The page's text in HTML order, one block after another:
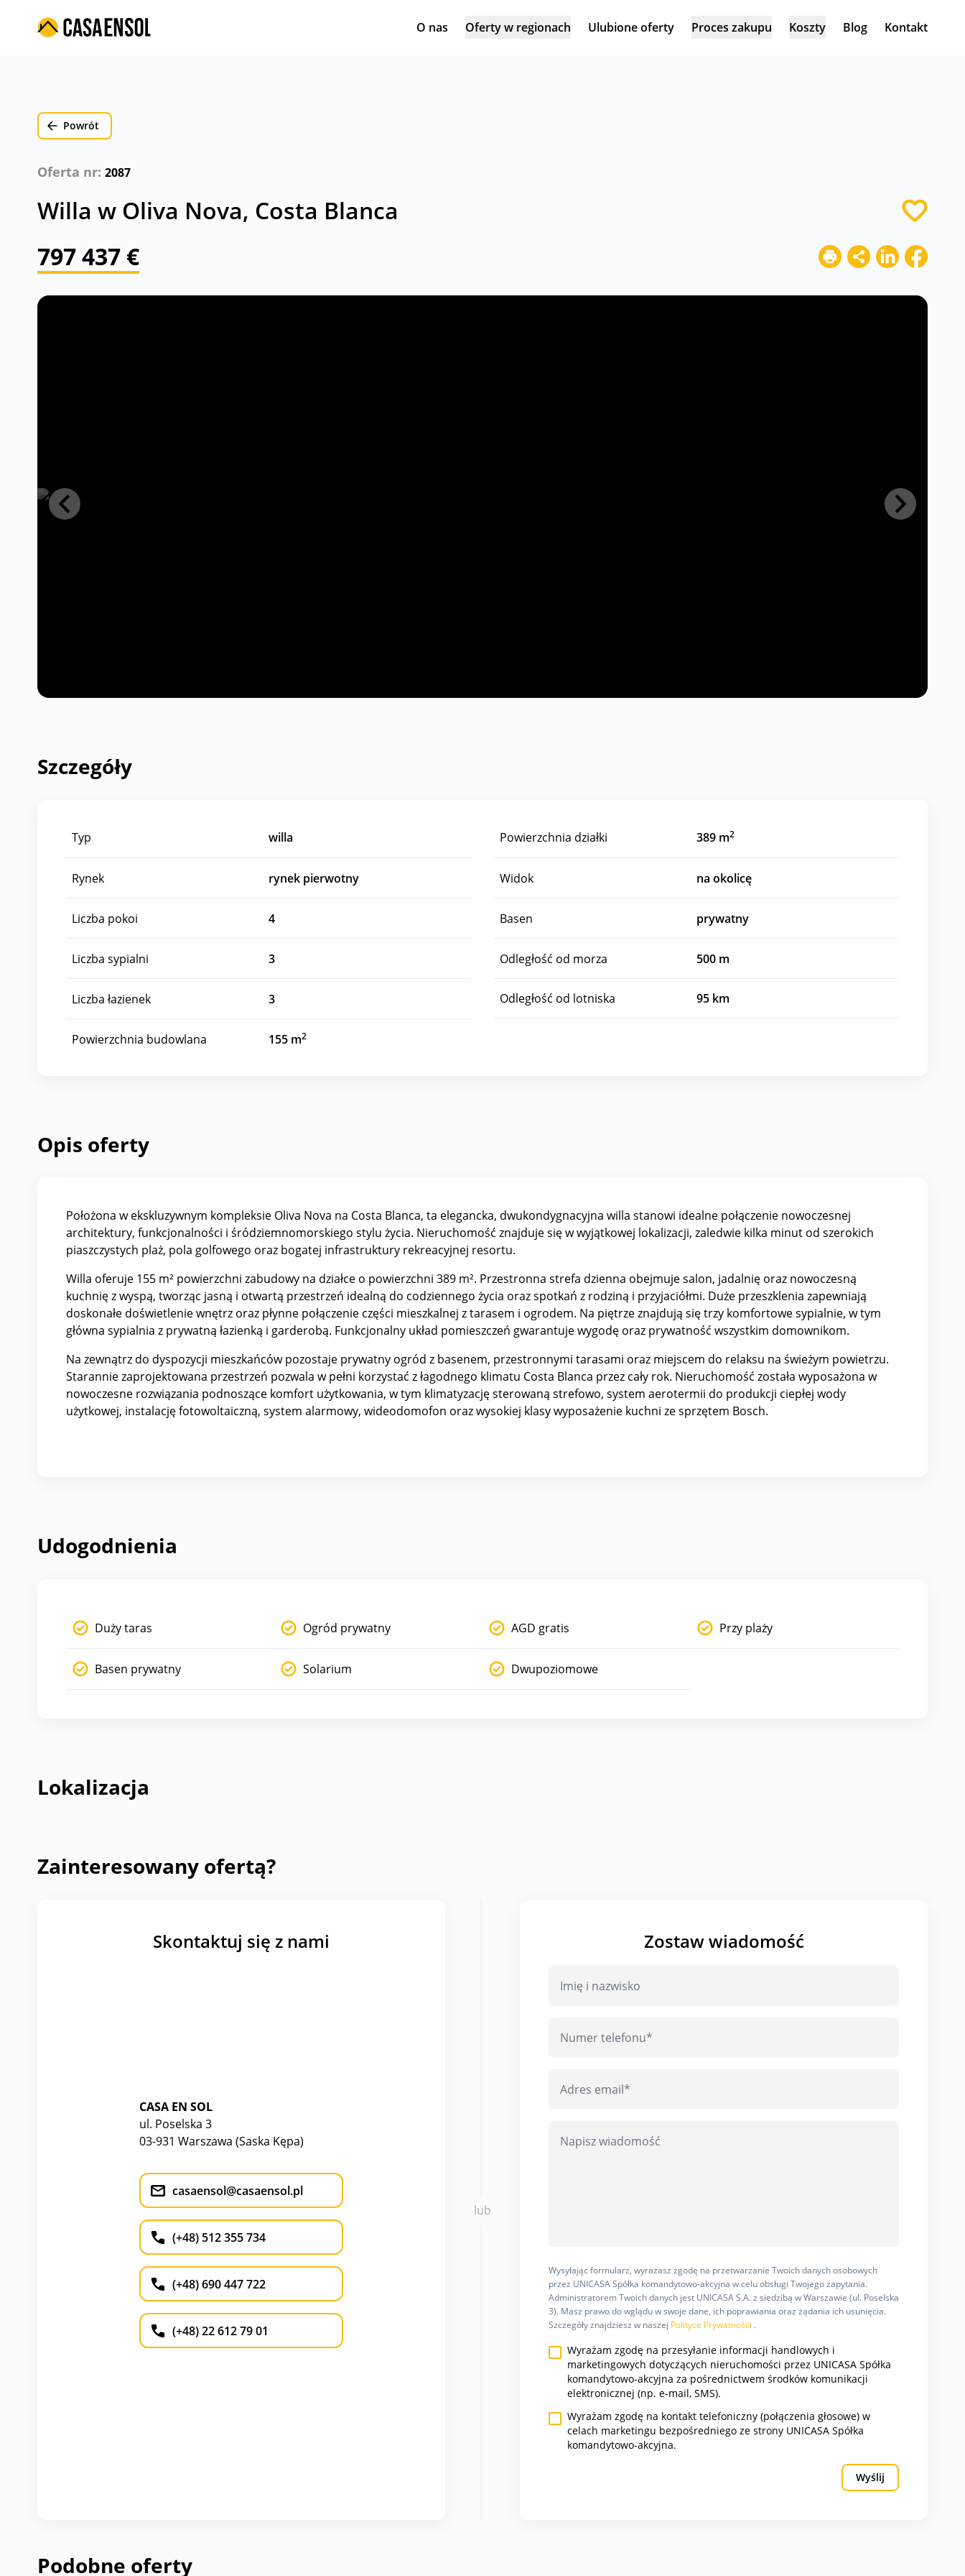
O nas Oferty w regionach Ulubione oferty Proces zakupu Koszty Blog Kontakt
Powrót
Oferta nr: 2087
Willa w Oliva Nova, Costa Blanca
797 437 €
Szczegóły
Typ willa
Rynek rynek pierwotny
Liczba pokoi 4
Liczba sypialni 3
Liczba łazienek 3
Powierzchnia budowlana 155 m2
Powierzchnia działki 389 m2
Widok na okolicę
Basen prywatny
Odległość od morza 500 m
Odległość od lotniska 95 km
Opis oferty
Położona w ekskluzywnym kompleksie Oliva Nova na Costa Blanca, ta elegancka, dwukondygnacyjna willa stanowi idealne połączenie nowoczesnej
architektury, funkcjonalności i śródziemnomorskiego stylu życia. Nieruchomość znajduje się w wyjątkowej lokalizacji, zaledwie kilka minut od szerokich
piaszczystych plaż, pola golfowego oraz bogatej infrastruktury rekreacyjnej resortu.
Willa oferuje 155 m² powierzchni zabudowy na działce o powierzchni 389 m². Przestronna strefa dzienna obejmuje salon, jadalnię oraz nowoczesną
kuchnię z wyspą, tworząc jasną i otwartą przestrzeń idealną do codziennego życia oraz spotkań z rodziną i przyjaciółmi. Duże przeszklenia zapewniają
doskonałe doświetlenie wnętrz oraz płynne połączenie części mieszkalnej z tarasem i ogrodem. Na piętrze znajdują się trzy komfortowe sypialnie, w tym
główna sypialnia z prywatną łazienką i garderobą. Funkcjonalny układ pomieszczeń gwarantuje wygodę oraz prywatność wszystkim domownikom.
Na zewnątrz do dyspozycji mieszkańców pozostaje prywatny ogród z basenem, przestronnymi tarasami oraz miejscem do relaksu na świeżym powietrzu.
Starannie zaprojektowana przestrzeń pozwala w pełni korzystać z łagodnego klimatu Costa Blanca przez cały rok. Nieruchomość została wyposażona w
nowoczesne rozwiązania podnoszące komfort użytkowania, w tym klimatyzację sterowaną strefowo, system aerotermii do produkcji ciepłej wody
użytkowej, instalację fotowoltaiczną, system alarmowy, wideodomofon oraz wysokiej klasy wyposażenie kuchni ze sprzętem Bosch.
Udogodnienia
Duży taras
Basen prywatny
Ogród prywatny
Solarium
AGD gratis
Dwupoziomowe
Przy plaży
Lokalizacja
Zainteresowany ofertą?
Skontaktuj się z nami
CASA EN SOL
ul. Poselska 3
03-931 Warszawa (Saska Kępa)
casaensol@casaensol.pl
(+48) 512 355 734
(+48) 690 447 722
(+48) 22 612 79 01
lub
Zostaw wiadomość
Wysyłając formularz, wyrażasz zgodę na przetwarzanie Twoich danych osobowych
przez UNICASA Spółka komandytowo-akcyjna w celu obsługi Twojego zapytania.
Administratorem Twoich danych jest UNICASA S.A. z siedzibą w Warszawie (ul. Poselska
3). Masz prawo do wglądu w swoje dane, ich poprawiania oraz żądania ich usunięcia.
Szczegóły znajdziesz w naszej Polityce Prywatności .
Wyrażam zgodę na przesyłanie informacji handlowych i
marketingowych dotyczących nieruchomości przez UNICASA Spółka
komandytowo-akcyjna za pośrednictwem środków komunikacji
elektronicznej (np. e-mail, SMS).
Wyrażam zgodę na kontakt telefoniczny (połączenia głosowe) w
celach marketingu bezpośredniego ze strony UNICASA Spółka
komandytowo-akcyjna.
Wyślij
Podobne oferty